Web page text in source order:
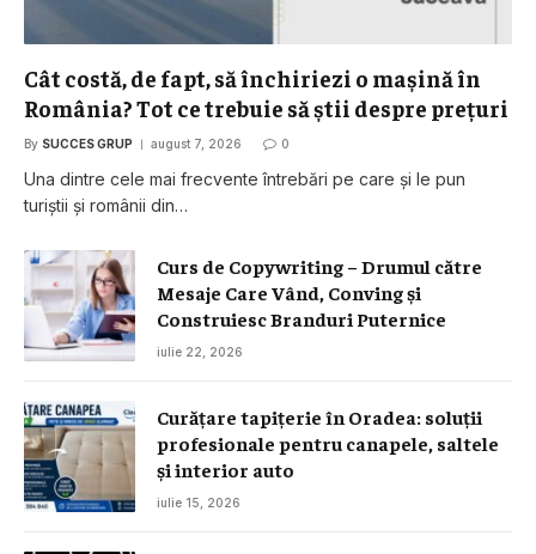
Cât costă, de fapt, să închiriezi o mașină în
România? Tot ce trebuie să știi despre prețuri
By SUCCES GRUP august 7, 2026 0
Una dintre cele mai frecvente întrebări pe care și le pun
turiștii și românii din…
Curs de Copywriting – Drumul către
Mesaje Care Vând, Conving și
Construiesc Branduri Puternice
iulie 22, 2026
Curățare tapițerie în Oradea: soluții
profesionale pentru canapele, saltele
și interior auto
iulie 15, 2026